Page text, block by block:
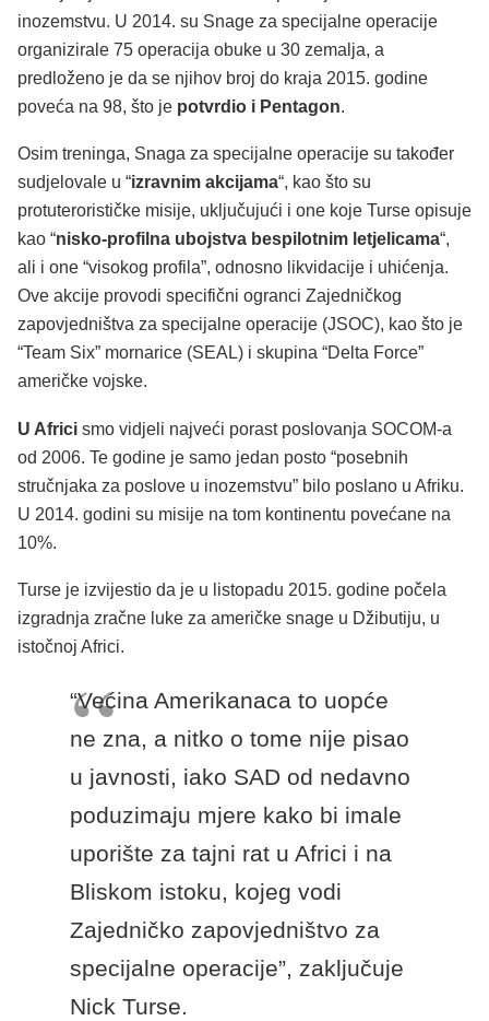
inozemstvu. U 2014. su Snage za specijalne operacije
organizirale 75 operacija obuke u 30 zemalja, a
predloženo je da se njihov broj do kraja 2015. godine
poveća na 98, što je potvrdio i Pentagon.
Osim treninga, Snaga za specijalne operacije su također
sudjelovale u “izravnim akcijama“, kao što su
protuterorističke misije, uključujući i one koje Turse opisuje
kao “nisko-profilna ubojstva bespilotnim letjelicama“,
ali i one “visokog profila”, odnosno likvidacije i uhićenja.
Ove akcije provodi specifični ogranci Zajedničkog
zapovjedništva za specijalne operacije (JSOC), kao što je
“Team Six” mornarice (SEAL) i skupina “Delta Force”
američke vojske.
U Africi smo vidjeli najveći porast poslovanja SOCOM-a
od 2006. Te godine je samo jedan posto “posebnih
stručnjaka za poslove u inozemstvu” bilo poslano u Afriku.
U 2014. godini su misije na tom kontinentu povećane na
10%.
Turse je izvijestio da je u listopadu 2015. godine počela
izgradnja zračne luke za američke snage u Džibutiju, u
istočnoj Africi.
“Većina Amerikanaca to uopće
ne zna, a nitko o tome nije pisao
u javnosti, iako SAD od nedavno
poduzimaju mjere kako bi imale
uporište za tajni rat u Africi i na
Bliskom istoku, kojeg vodi
Zajedničko zapovjedništvo za
specijalne operacije”, zaključuje
Nick Turse.